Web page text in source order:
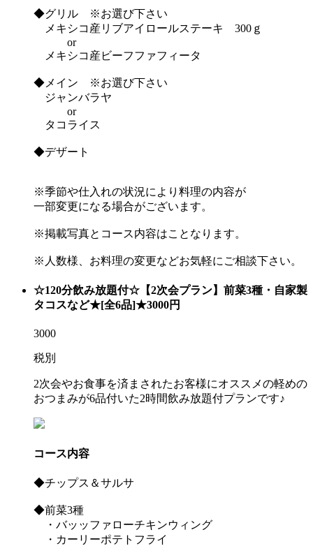
◆グリル ※お選び下さい
メキシコ産リブアイロールステーキ 300ｇ
or
メキシコ産ビーフファフィータ
◆メイン ※お選び下さい
ジャンバラヤ
or
タコライス
◆デザート
※季節や仕入れの状況により料理の内容が
一部変更になる場合がございます。
※掲載写真とコース内容はことなります。
※人数様、お料理の変更などお気軽にご相談下さい。
☆120分飲み放題付☆【2次会プラン】前菜3種・自家製
タコスなど★[全6品]★3000円
3000
税別
2次会やお食事を済まされたお客様にオススメの軽めの
おつまみが6品付いた2時間飲み放題付プランです♪
コース内容
◆チップス＆サルサ
◆前菜3種
・バッッファローチキンウィング
・カーリーポテトフライ